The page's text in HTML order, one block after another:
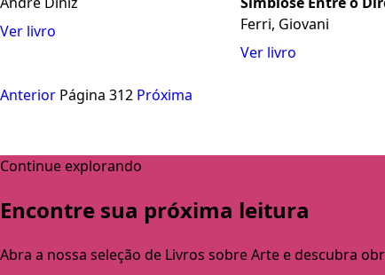
Ver livro
Urbanístico e o
Ambiental
Ferri, Giovani
Ver livro
Anterior Página 312 Próxima
Continue explorando
Encontre sua próxima leitura
Abra a nossa seleção de Livros sobre Arte e descubra